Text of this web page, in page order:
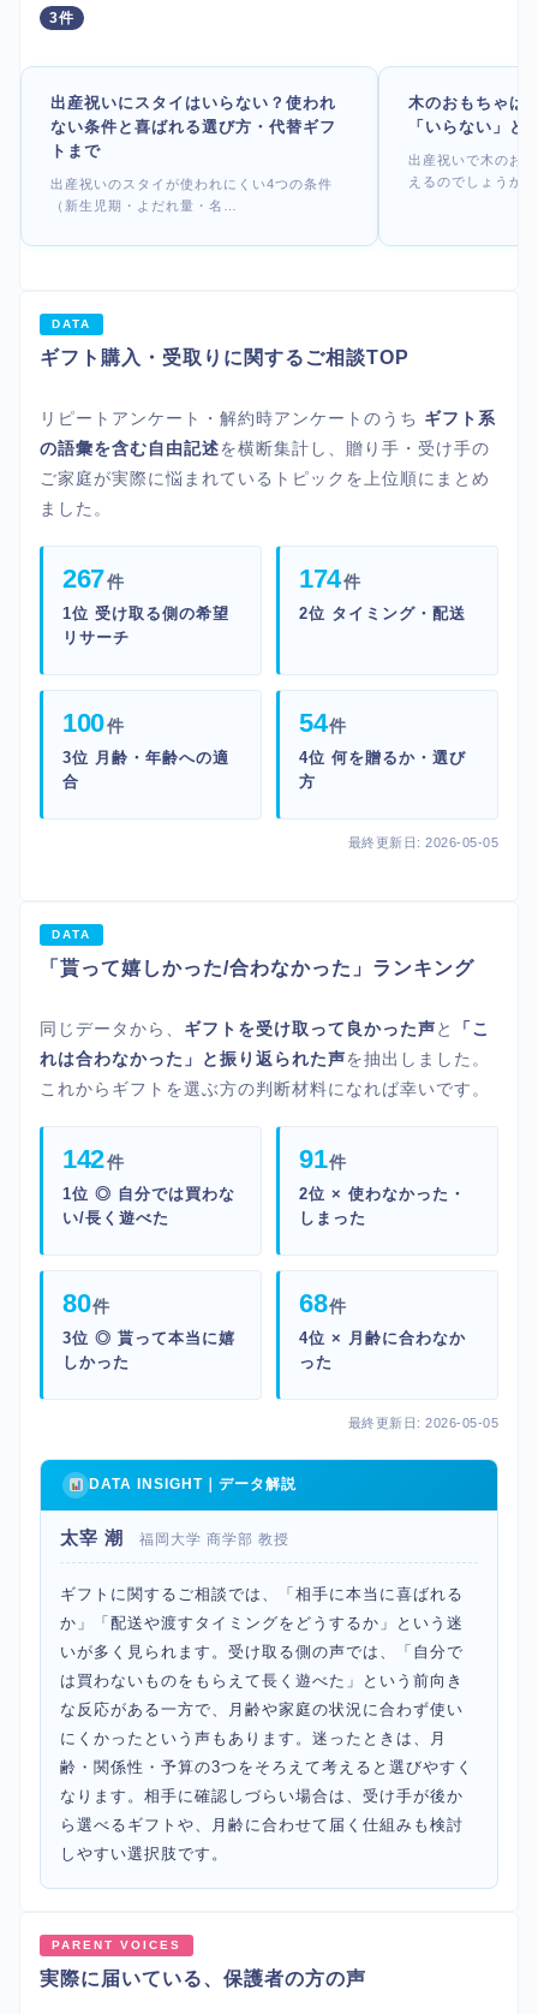
3件
出産祝いにスタイはいらない？使われ
ない条件と喜ばれる選び方・代替ギフ
トまで
出産祝いのスタイが使われにくい4つの条件
（新生児期・よだれ量・名…
木のおもちゃは
「いらない」と
出産祝いで木のお
えるのでしょうか
DATA
ギフト購入・受取りに関するご相談TOP
リピートアンケート・解約時アンケートのうち ギフト系
の語彙を含む自由記述を横断集計し、贈り手・受け手の
ご家庭が実際に悩まれているトピックを上位順にまとめ
ました。
267件
1位 受け取る側の希望
リサーチ
174件
2位 タイミング・配送
100件
3位 月齢・年齢への適
合
54件
4位 何を贈るか・選び
方
最終更新日: 2026-05-05
DATA
「貰って嬉しかった/合わなかった」ランキング
同じデータから、 ギフトを受け取って良かった声と
「こ
れは合わなかった」と振り返られた声を抽出しました。
これからギフトを選ぶ方の判断材料になれば幸いです。
142件
1位 ◎ 自分では買わな
い/長く遊べた
91件
2位 × 使わなかった・
しまった
80件
3位 ◎ 貰って本当に嬉
しかった
68件
4位 × 月齢に合わなか
った
最終更新日: 2026-05-05
DATA INSIGHT｜データ解説
太宰 潮 福岡大学 商学部 教授
ギフトに関するご相談では、「相手に本当に喜ばれる
か」「配送や渡すタイミングをどうするか」という迷
いが多く見られます。受け取る側の声では、「自分で
は買わないものをもらえて長く遊べた」という前向き
な反応がある一方で、月齢や家庭の状況に合わず使い
にくかったという声もあります。迷ったときは、月
齢・関係性・予算の3つをそろえて考えると選びやすく
なります。相手に確認しづらい場合は、受け手が後か
ら選べるギフトや、月齢に合わせて届く仕組みも検討
しやすい選択肢です。
PARENT VOICES
実際に届いている、保護者の方の声